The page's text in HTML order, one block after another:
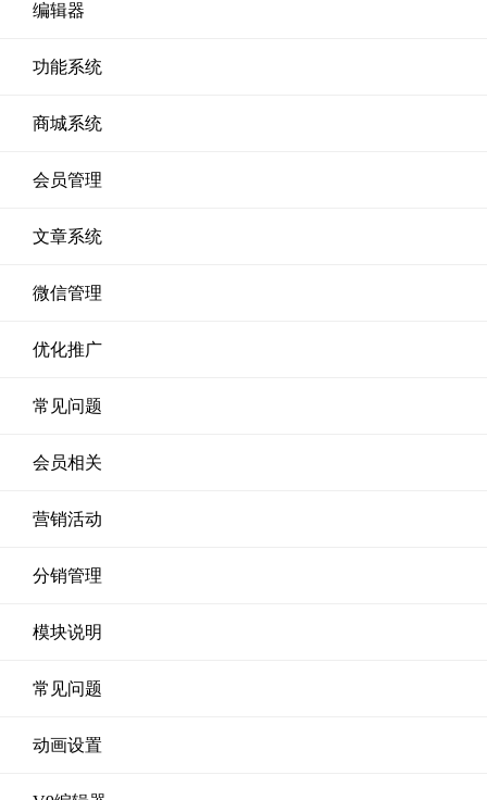
编辑器
功能系统
商城系统
会员管理
文章系统
微信管理
优化推广
常见问题
会员相关
营销活动
分销管理
模块说明
常见问题
动画设置